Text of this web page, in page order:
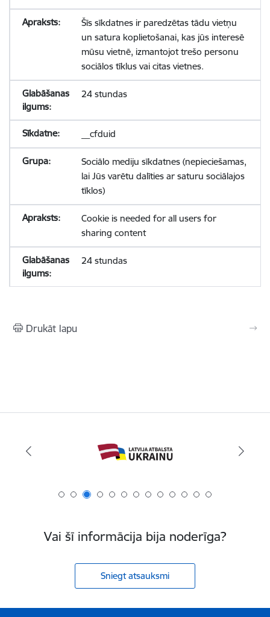
Šīs sīkdatnes ir paredzētas tādu vietņu
un satura koplietošanai, kas jūs interesē
mūsu vietnē, izmantojot trešo personu
sociālos tīklus vai citas vietnes.
24 stundas
__cfduid
Sociālo mediju sīkdatnes (nepieciešamas,
lai Jūs varētu dalīties ar saturu sociālajos
tīklos)
Cookie is needed for all users for
sharing content
24 stundas
Drukāt lapu
Vai šī informācija bija noderīga?
Sniegt atsauksmi